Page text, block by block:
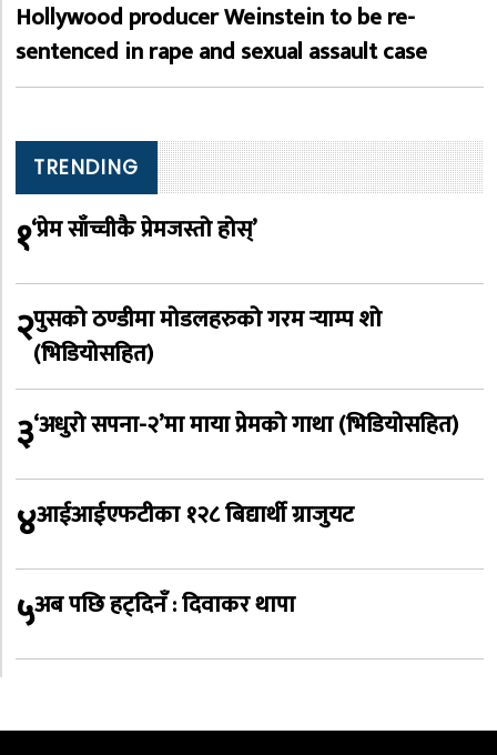
Hollywood producer Weinstein to be re-
sentenced in rape and sexual assault case
TRENDING
१‘प्रेम साँच्चीकै प्रेमजस्तो होस्’
२पुसको ठण्डीमा मोडलहरुको गरम र्‍याम्प शो
(भिडियोसहित)
३‘अधुरो सपना-२’मा माया प्रेमको गाथा (भिडियोसहित)
४आईआईएफटीका १२८ बिद्यार्थी ग्राजुयट
५अब पछि हट्दिनँ : दिवाकर थापा